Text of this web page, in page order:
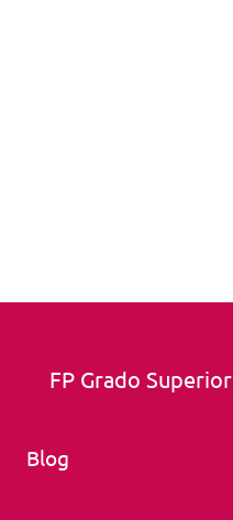
FP Grado Superior
Blog